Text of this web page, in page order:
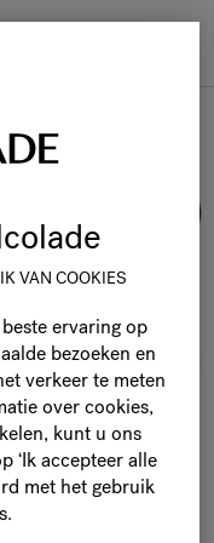
VAN COOKIES
ervaring op
bezoeken en
verkeer te meten
over cookies,
kunt u ons
‘Ik accepteer alle
met het gebruik